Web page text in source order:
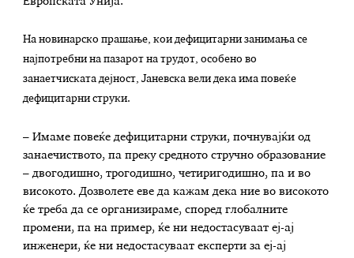
На новинарско прашање, кои дефицитарни занимања се
најпотребни на пазарот на трудот, особено во
занаетчиската дејност, Јаневска вели дека има повеќе
дефицитарни струки.
– Имаме повеќе дефицитарни струки, почнувајќи од
занаечиството, па преку средното стручно образование
– двогодишно, трогодишно, четиригодишно, па и во
високото. Дозволете еве да кажам дека ние во високото
ќе треба да се организираме, според глобалните
промени, па на пример, ќе ни недостасуваат еј-ај
инженери, ќе ни недостасуваат експерти за еј-ај